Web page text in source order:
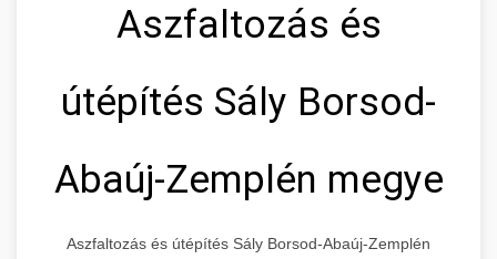
Aszfaltozás és
útépítés Sály Borsod-
Abaúj-Zemplén megye
Aszfaltozás és útépítés Sály Borsod-Abaúj-Zemplén